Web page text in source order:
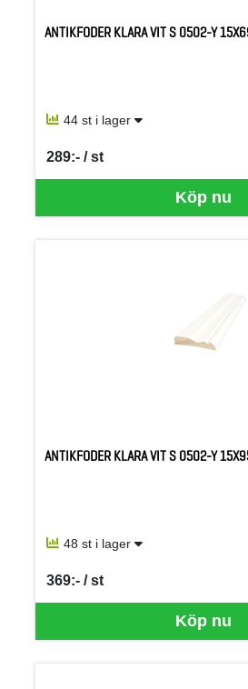
ANTIKFODER KLARA VIT S 0502-Y
44 st i lager
Köp nu
289:- / st
SEK per ST
ANTIKFODER KLARA VIT S 0502-Y
48 st i lager
Köp nu
369:- / st
SEK per ST